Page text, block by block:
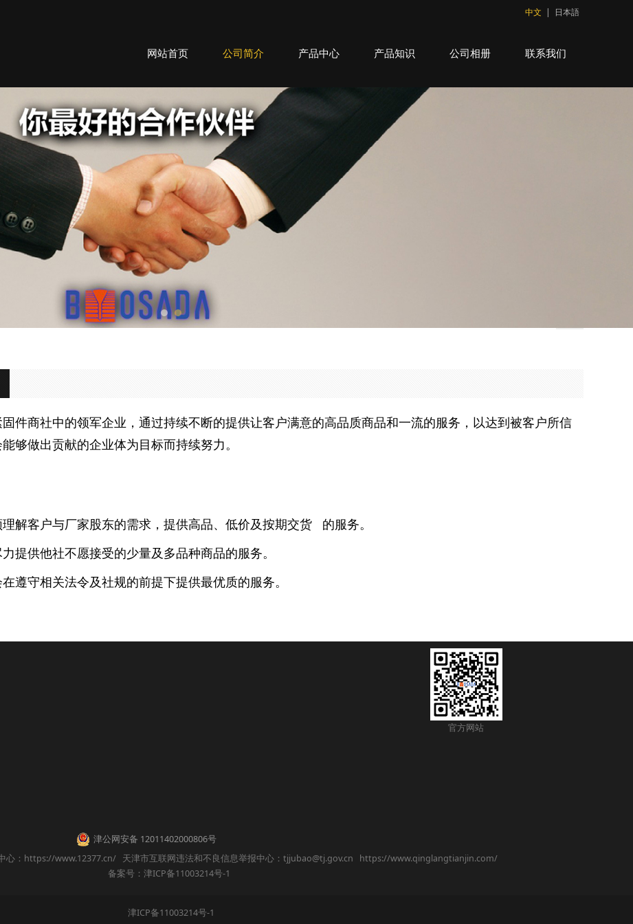
中文 | 日本語
网站首页 公司简介 产品中心 产品知识 公司相册 联系我们
件商社中的领军企业，通过持续不断的提供让客户满意的高品质商品和一流的服务，以达到被客户所信
够做出贡献的企业体为目标而持续努力。
理解客户与厂家股东的需求，提供高品、低价及按期交货 的服务。
提供他社不愿接受的少量及多品种商品的服务。
遵守相关法令及社规的前提下提供最优质的服务。
官方网站
津公网安备 12011402000806号
心： https://www.12377.cn/天津市互联网违法和不良信息举报中心： tjjubao@tj.gov.cn
https://www.qinglangtianjin.com/
备案号：津ICP备11003214号-1
津ICP备11003214号-1